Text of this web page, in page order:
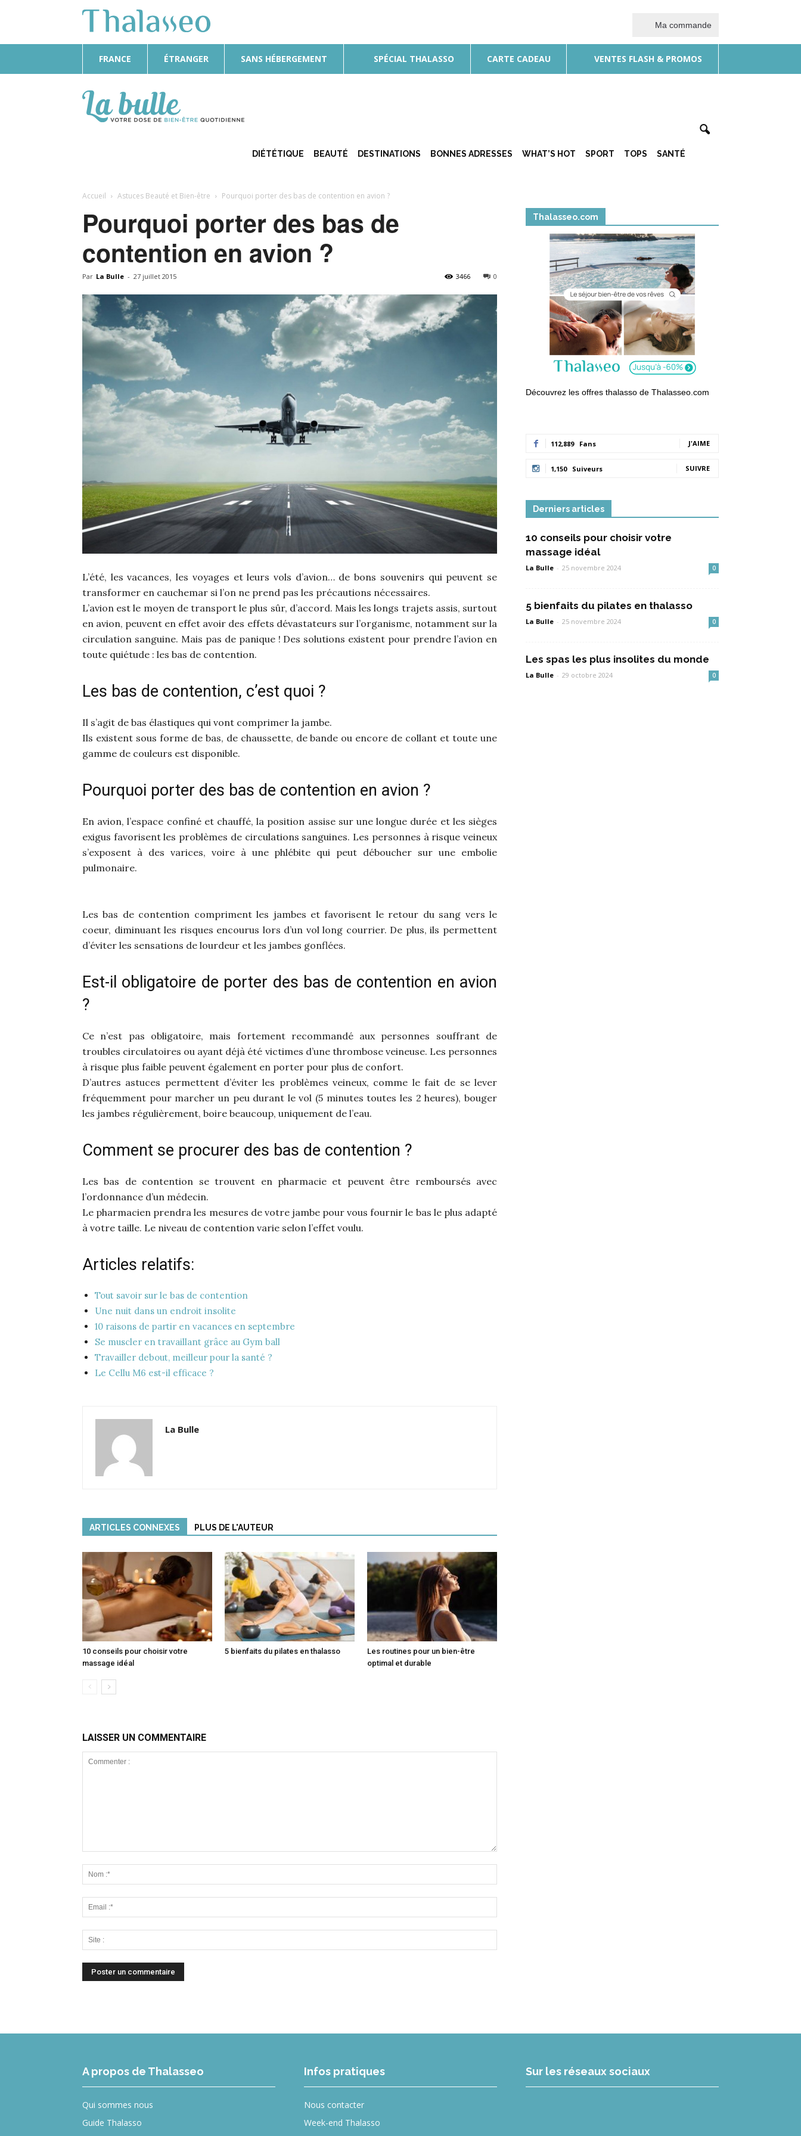
Ma commande
FRANCE ÉTRANGER SANS HÉBERGEMENT SPÉCIAL THALASSO CARTE CADEAU VENTES FLASH & PROMOS
Bulle
DIÉTÉTIQUE BEAUTÉ DESTINATIONS BONNES ADRESSES WHAT’S HOT SPORT TOPS SANTÉ
Accueil Astuces Beauté et Bien-être Pourquoi porter des bas de contention en avion ?
Pourquoi porter des bas de
contention en avion ?
Par La Bulle - 27 juillet 2015 0
3466
L’été, les vacances, les voyages et leurs vols d’avion… de bons souvenirs qui peuvent se
transformer en cauchemar si l’on ne prend pas les précautions nécessaires.
L’avion est le moyen de transport le plus sûr, d’accord. Mais les longs trajets assis, surtout
en avion, peuvent en effet avoir des effets dévastateurs sur l’organisme, notamment sur la
circulation sanguine. Mais pas de panique ! Des solutions existent pour prendre l’avion en
toute quiétude : les bas de contention.
Les bas de contention, c’est quoi ?
Il s’agit de bas élastiques qui vont comprimer la jambe.
Ils existent sous forme de bas, de chaussette, de bande ou encore de collant et toute une
gamme de couleurs est disponible.
Pourquoi porter des bas de contention en avion ?
En avion, l’espace confiné et chauffé, la position assise sur une longue durée et les sièges
exigus favorisent les problèmes de circulations sanguines. Les personnes à risque veineux
s’exposent à des varices, voire à une phlébite qui peut déboucher sur une embolie
pulmonaire.
Les bas de contention compriment les jambes et favorisent le retour du sang vers le
coeur, diminuant les risques encourus lors d’un vol long courrier. De plus, ils permettent
d’éviter les sensations de lourdeur et les jambes gonflées.
Est-il obligatoire de porter des bas de contention en avion
?
Ce n’est pas obligatoire, mais fortement recommandé aux personnes souffrant de
troubles circulatoires ou ayant déjà été victimes d’une thrombose veineuse. Les personnes
à risque plus faible peuvent également en porter pour plus de confort.
D’autres astuces permettent d’éviter les problèmes veineux, comme le fait de se lever
fréquemment pour marcher un peu durant le vol (5 minutes toutes les 2 heures), bouger
les jambes régulièrement, boire beaucoup, uniquement de l’eau.
Comment se procurer des bas de contention ?
Les bas de contention se trouvent en pharmacie et peuvent être remboursés avec
l’ordonnance d’un médecin.
Le pharmacien prendra les mesures de votre jambe pour vous fournir le bas le plus adapté
à votre taille. Le niveau de contention varie selon l’effet voulu.
Articles relatifs:
Tout savoir sur le bas de contention
Une nuit dans un endroit insolite
10 raisons de partir en vacances en septembre
Se muscler en travaillant grâce au Gym ball
Travailler debout, meilleur pour la santé ?
Le Cellu M6 est-il efficace ?
La Bulle
ARTICLES CONNEXES PLUS DE L'AUTEUR
10 conseils pour choisir votre
massage idéal
5 bienfaits du pilates en thalasso
Les routines pour un bien-être
optimal et durable
LAISSER UN COMMENTAIRE
Thalasseo.com
Découvrez les offres thalasso de Thalasseo.com
112,889 Fans J'AIME
1,150 Suiveurs SUIVRE
Derniers articles
10 conseils pour choisir votre
massage idéal
La Bulle - 25 novembre 2024 0
5 bienfaits du pilates en thalasso
La Bulle - 25 novembre 2024 0
Les spas les plus insolites du monde
La Bulle - 29 octobre 2024 0
A propos de Thalasseo
Qui sommes nous
Guide Thalasso
Infos pratiques
Nous contacter
Week-end Thalasso
Sur les réseaux sociaux